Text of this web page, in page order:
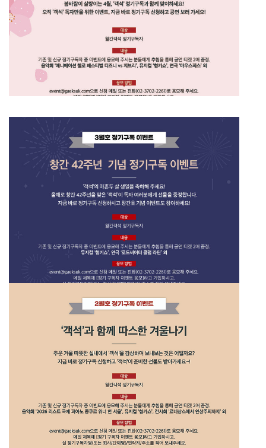
2026년 5월호 정기구독 이벤트
26년 4월호 정기구독 이벤트